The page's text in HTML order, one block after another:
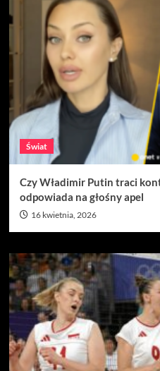
Świat
Czy Władimir Putin traci
odpowiada na głośny apel
16 kwietnia, 2026